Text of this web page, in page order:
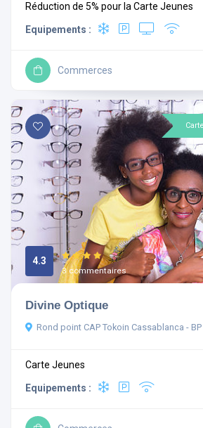
Réduction de 5% pour la Carte Jeunes
Equipements :
Commerces
4.3
3 commentaires
Divine Optique
Rond point CAP Tokoin Cassablanca - BP
Carte Jeunes
Equipements :